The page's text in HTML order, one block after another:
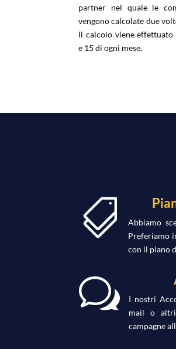
partner nel quale le
vengono calcolate due
Il calcolo viene
e 15 di ogni mese.

Abbiamo
Preferiamo
con il piano
w
I nostri
mail o altri
campagne